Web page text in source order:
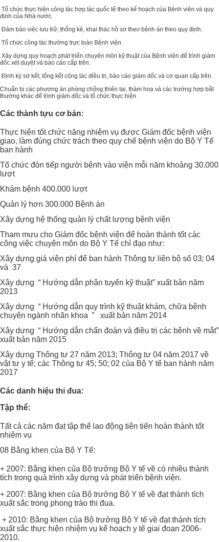
Tổ chức thực hiện công tác hợp tác quốc tế theo kế hoạch của Bệnh viện và quy
định của Nhà nước.
Đảm bảo việc lưu trữ, thống kê, khai thác hồ sơ theo bệnh án theo quy định.
Tổ chức công tác thường trực toàn Bệnh viện.
Xây dựng quy hoạch phát triển chuyên môn kỹ thuật của Bệnh viện để trình giám
đốc xét duyệt và báo cáo cấp trên.
Định kỳ sơ kết, tổng kết công tác điều trị, báo cáo giám đốc và cơ quan cấp trên.
Chuẩn bị các phương án phòng chống thiên tai, thảm hoạ và các trường hợp bất
thường khác để trình giám đốc và tổ chức thực hiện
Các thành tựu cơ bản:
Thực hiện tốt chức năng nhiệm vụ được Giám đốc bệnh viện
giao, làm đúng chức trách theo quy chế bệnh viện do Bộ Y Tế
ban hành
Tổ chức đón tiếp người bệnh vào viện mỗi năm khoảng 30.000
lượt
Khám bệnh 400.000 lượt
Quản lý hơn 300.000 Bệnh án
Xây dựng hệ thống quản lý chất lượng bệnh viện
Tham mưu cho Giám đốc bệnh viện để hoàn thành tốt các
công việc chuyên môn do Bộ Y Tế chỉ đạo như:
Xây dựng giá viện phí để ban hành Thông tư liên bộ số 03; 04
và 37
Xây dựng “ Hướng dẫn phân tuyến kỹ thuật” xuất bản năm
2013
Xây dựng “ Hướng dẫn quy trình kỹ thuật khám, chữa bệnh
chuyên ngành nhãn khoa ” xuất bản năm 2014
Xây dựng “ Hướng dẫn chẩn đoán và điều trị các bệnh về mắt”
xuất bản năm 2015
Xây dựng Thông tư 27 năm 2013; Thông tư 04 năm 2017 về
vật tư y tế; các Thông tư 45; 50; 02 của Bộ Y tế ban hành năm
2017
Các danh hiệu thi đua:
Tập thể:
Tất cả các năm đạt tập thể lao động tiên tiến hoàn thành tốt
nhiệm vụ
08 Bằng khen của Bộ Y Tế:
+ 2007: Bằng khen của Bộ trưởng Bộ Y tế về có nhiều thành
tích trong quá trình xây dựng và phát triển bệnh viện.
+ 2007: Bằng khen của Bộ trưởng Bộ Y tế về đạt thành tích
xuất sắc trong phong trào thi đua.
+ 2010: Bằng khen của Bộ trưởng Bộ Y tế về đạt thành tích
xuất sắc thực hiện nhiệm vụ kế hoạch y tế giai đoạn 2006-
2010.